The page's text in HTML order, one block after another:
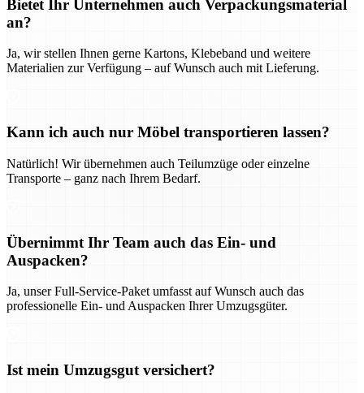
Bietet Ihr Unternehmen auch Verpackungsmaterial
an?
Ja, wir stellen Ihnen gerne Kartons, Klebeband und weitere
Materialien zur Verfügung – auf Wunsch auch mit Lieferung.
Kann ich auch nur Möbel transportieren lassen?
Natürlich! Wir übernehmen auch Teilumzüge oder einzelne
Transporte – ganz nach Ihrem Bedarf.
Übernimmt Ihr Team auch das Ein- und
Auspacken?
Ja, unser Full-Service-Paket umfasst auf Wunsch auch das
professionelle Ein- und Auspacken Ihrer Umzugsgüter.
Ist mein Umzugsgut versichert?